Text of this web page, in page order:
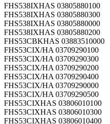
FHS538IXHAS 03805880100
FHS538IXHAS 03805880300
FHS538IXHAS 03805880000
FHS538IXHAS 03805880200
FHS53CBKHAS 03883510000
FHS53CIX/HA 03709290100
FHS53CIX/HA 03709290300
FHS53CIX/HA 03709290200
FHS53CIX/HA 03709290400
FHS53CIX/HA 03709290000
FHS53CIX/HA 03709290500
FHS53CIXHAS 03806010100
FHS53CIXHAS 03806010300
FHS53CIXHAS 03806010400